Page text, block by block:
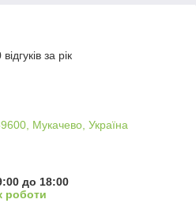
за рік
Мукачево, Україна
до 18:00
роботи